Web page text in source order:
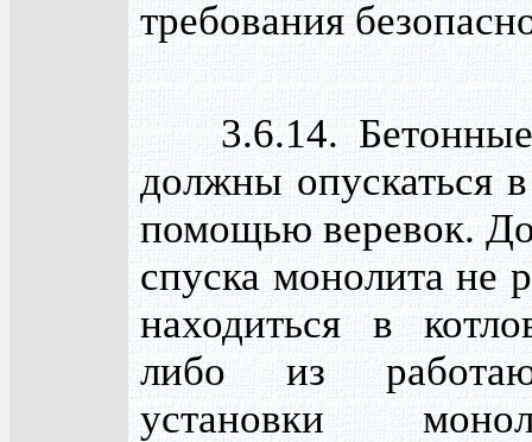
требования
3.6.14. Бетонные
должны опускаться
помощью веревок.
спуска монолита не
находиться в
либо из
установки